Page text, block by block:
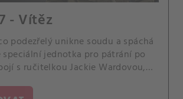
- Vítěz
podezřelý unikne soudu a spáchá
speciální jednotka pro pátrání po
s ručitelkou Jackie Wardovou,
životě kupředu.